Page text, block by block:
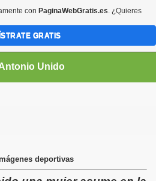
Unido
deportivas
con PaginaWebGratis.es. ¿Quieres
GRATIS